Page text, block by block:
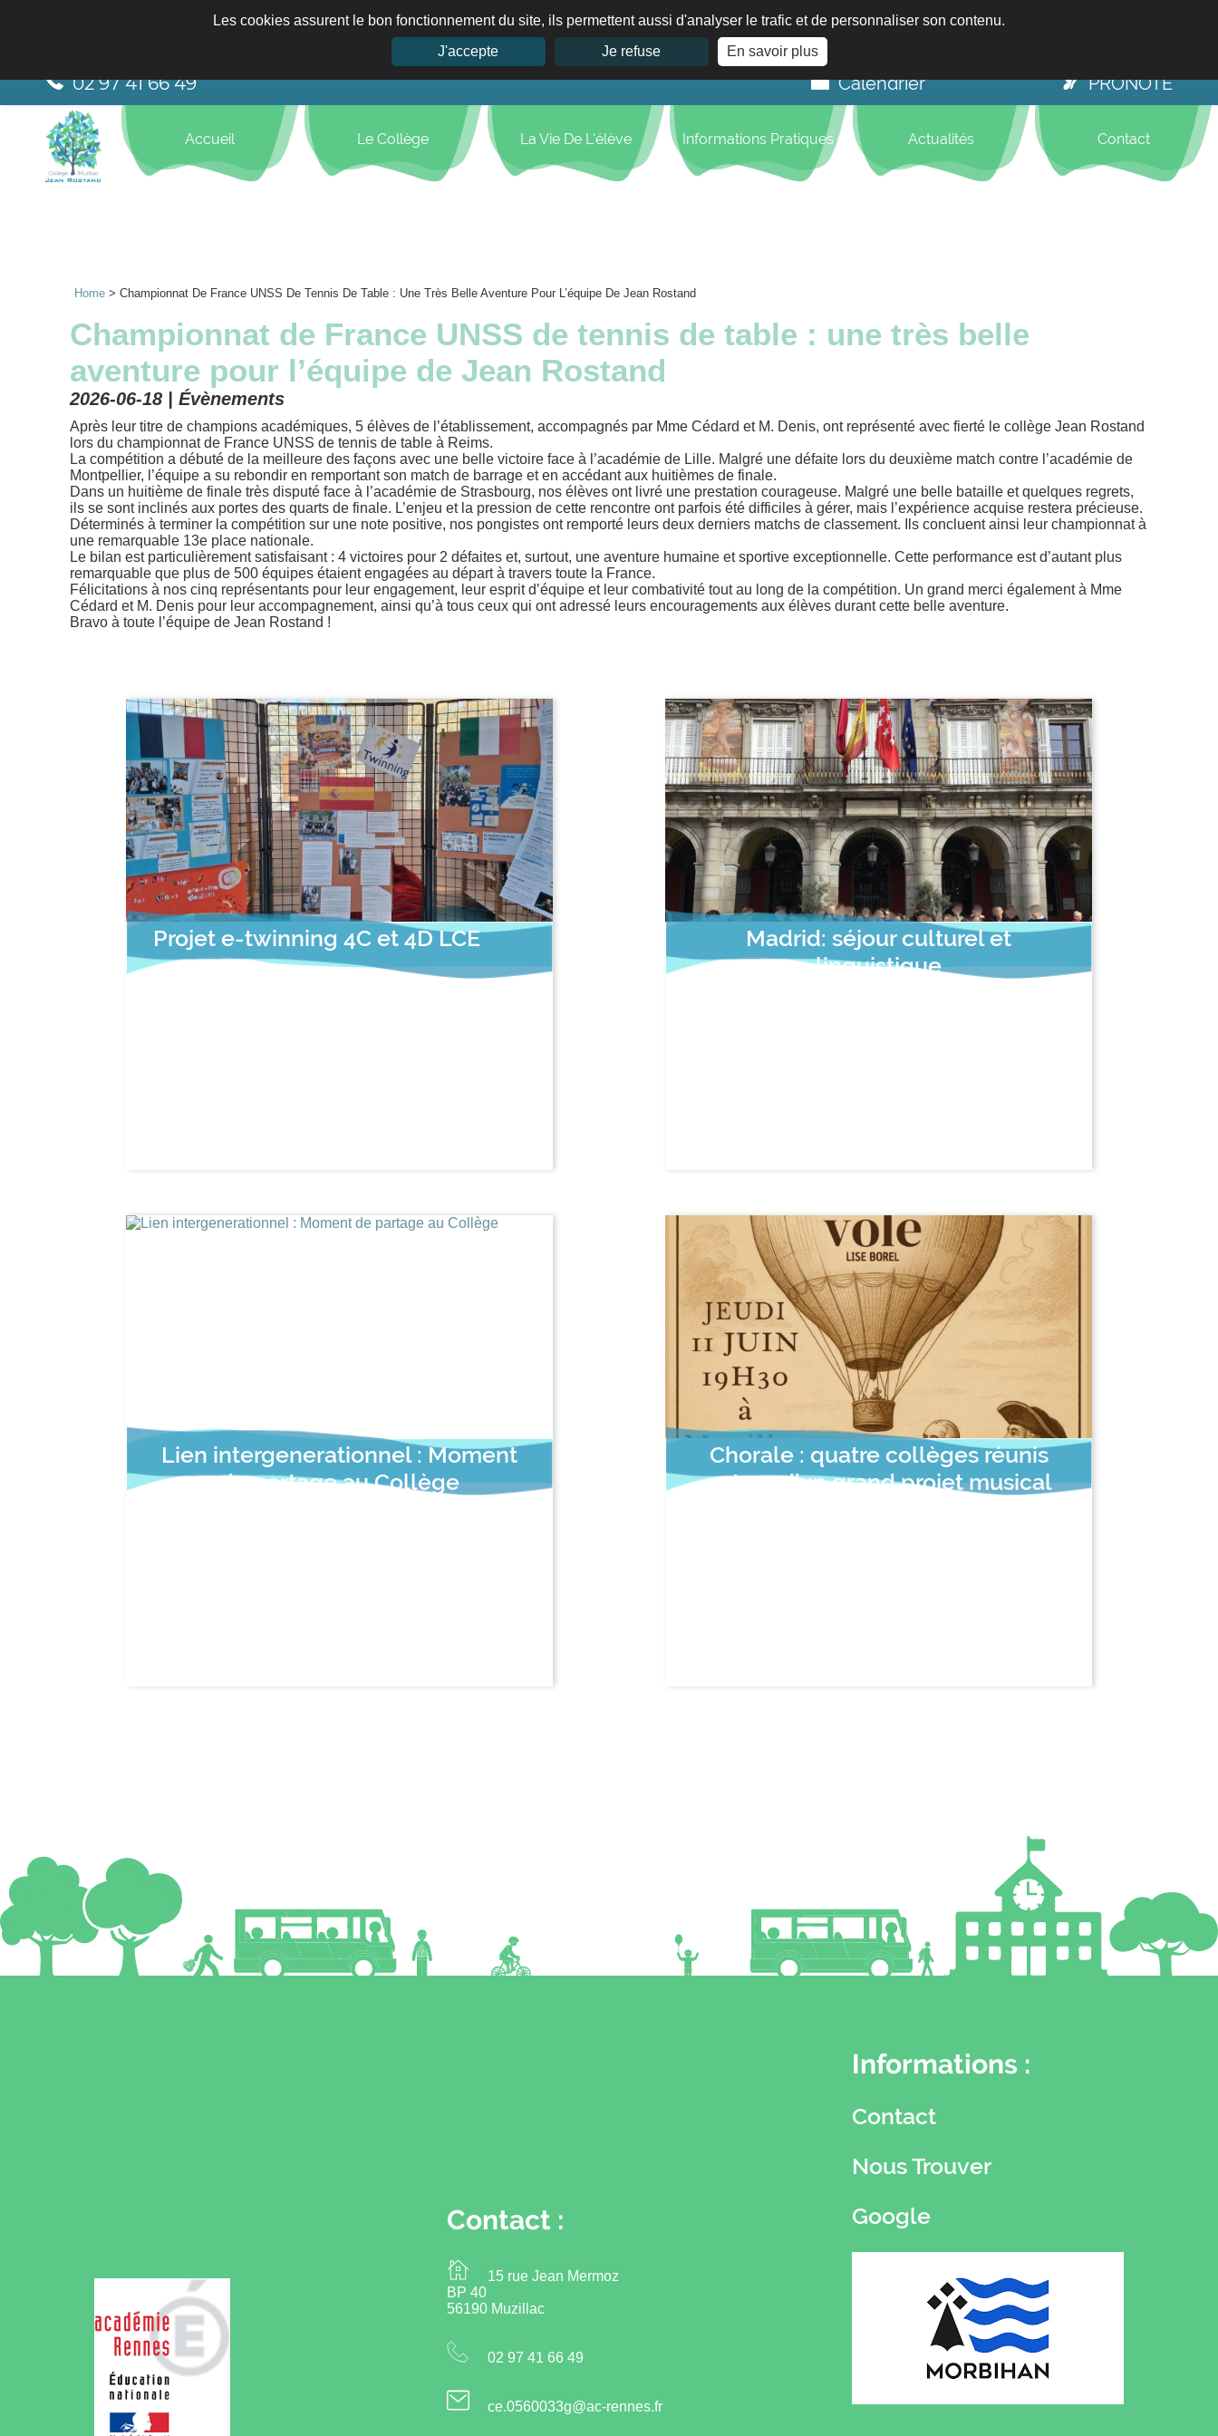
Les cookies assurent le bon fonctionnement du site, ils permettent aussi d'analyser le trafic et de personnaliser son contenu.
J'accepte
Je refuse En savoir plus
02 97 41 66 49 Calendrier PRONOTE
Accueil Le Collège La Vie De L'élève Informations Pratiques Actualités Contact
Home>Championnat De France UNSS De Tennis De Table : Une Très Belle Aventure Pour L’équipe De Jean Rostand
Championnat de France UNSS de tennis de table : une très belle
aventure pour l’équipe de Jean Rostand
2026-06-18 |Évènements
Après leur titre de champions académiques, 5 élèves de l’établissement, accompagnés par Mme Cédard et M. Denis, ont représenté avec fierté le collège Jean Rostand
lors du championnat de France UNSS de tennis de table à Reims.
La compétition a débuté de la meilleure des façons avec une belle victoire face à l’académie de Lille. Malgré une défaite lors du deuxième match contre l’académie de
Montpellier, l’équipe a su rebondir en remportant son match de barrage et en accédant aux huitièmes de finale.
Dans un huitième de finale très disputé face à l’académie de Strasbourg, nos élèves ont livré une prestation courageuse. Malgré une belle bataille et quelques regrets,
ils se sont inclinés aux portes des quarts de finale. L’enjeu et la pression de cette rencontre ont parfois été difficiles à gérer, mais l’expérience acquise restera précieuse.
Déterminés à terminer la compétition sur une note positive, nos pongistes ont remporté leurs deux derniers matchs de classement. Ils concluent ainsi leur championnat à
une remarquable 13e place nationale.
Le bilan est particulièrement satisfaisant : 4 victoires pour 2 défaites et, surtout, une aventure humaine et sportive exceptionnelle. Cette performance est d’autant plus
remarquable que plus de 500 équipes étaient engagées au départ à travers toute la France.
Félicitations à nos cinq représentants pour leur engagement, leur esprit d’équipe et leur combativité tout au long de la compétition. Un grand merci également à Mme
Cédard et M. Denis pour leur accompagnement, ainsi qu’à tous ceux qui ont adressé leurs encouragements aux élèves durant cette belle aventure.
Bravo à toute l’équipe de Jean Rostand !
Projet e-twinning 4C et 4D LCE
Madrid: séjour culturel et
linguistique
Lien intergenerationnel : Moment
de partage au Collège
Chorale : quatre collèges réunis
autour d’un grand projet musical
Contact :
15 rue Jean Mermoz
BP 40
56190 Muzillac
02 97 41 66 49
ce.0560033g@ac-rennes.fr
Informations :
Contact
Nous Trouver
Google